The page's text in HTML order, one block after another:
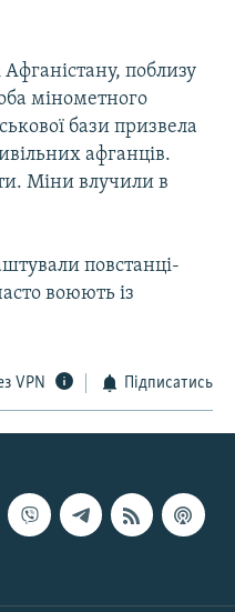
Афганістану, поблизу
мінометного
бази призвела
афганців.
Міни влучили в
повстанці-
воюють із
VPN Підписатись